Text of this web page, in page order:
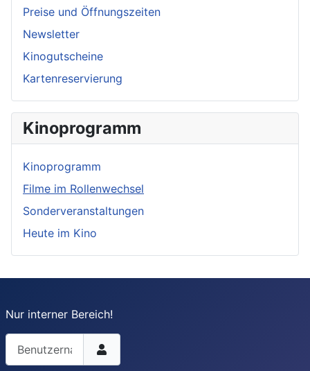
Preise und Öffnungszeiten
Newsletter
Kinogutscheine
Kartenreservierung
Kinoprogramm
Kinoprogramm
Filme im Rollenwechsel
Sonderveranstaltungen
Heute im Kino
Nur interner Bereich!